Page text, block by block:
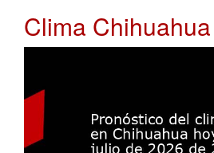
Clima Chihuahua